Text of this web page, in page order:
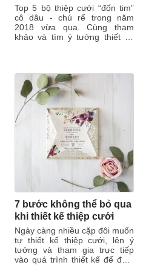
Top 5 bộ thiệp cưới “đốn tim”
cô dâu - chú rể trong năm
2018 vừa qua. Cùng tham
khảo và tìm ý tưởng thiết kế
7 bước không thể bỏ qua
khi thiết kế thiệp cưới
Ngày càng nhiều cặp đôi muốn
tự thiết kế thiệp cưới, lên ý
tưởng và tham gia trực tiếp
vào quá trình thiết kế để đảm